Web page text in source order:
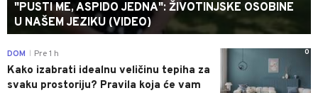
"PUSTI ME, ASPIDO JEDNA": ŽIVOTINJSKE OSOBINE
U NAŠEM JEZIKU (VIDEO)
0
DOM Pre 1 h
Kako izabrati idealnu veličinu tepiha za
svaku prostoriju? Pravila koja će vam